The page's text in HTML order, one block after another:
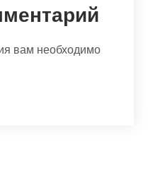
вам необходимо